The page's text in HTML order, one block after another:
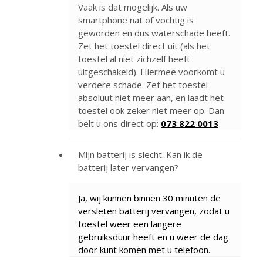
Vaak is dat mogelijk. Als uw
smartphone nat of vochtig is
geworden en dus waterschade heeft.
Zet het toestel direct uit (als het
toestel al niet zichzelf heeft
uitgeschakeld). Hiermee voorkomt u
verdere schade. Zet het toestel
absoluut niet meer aan, en laadt het
toestel ook zeker niet meer op. Dan
belt u ons direct op: 073 822 0013
Mijn batterij is slecht. Kan ik de
batterij later vervangen?
Ja, wij kunnen binnen 30 minuten de
versleten batterij vervangen, zodat u
toestel weer een langere
gebruiksduur heeft en u weer de dag
door kunt komen met u telefoon.